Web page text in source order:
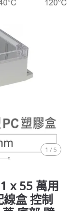
1 /5
x 55 萬用
盒 控制